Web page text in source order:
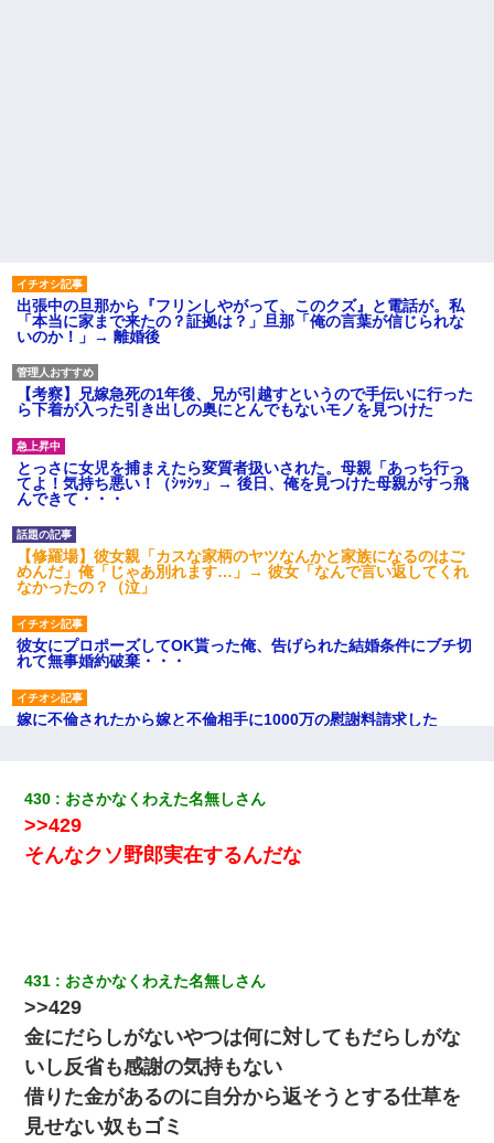
出張中の旦那から『フリンしやがって、このクズ』と電話が。私
「本当に家まで来たの？証拠は？」旦那「俺の言葉が信じられな
いのか！」→ 離婚後
【考察】兄嫁急死の1年後、兄が引越すというので手伝いに行った
ら下着が入った引き出しの奥にとんでもないモノを見つけた
とっさに女児を捕まえたら変質者扱いされた。母親「あっち行っ
てよ！気持ち悪い！（ｼｯｼｯ」→ 後日、俺を見つけた母親がすっ飛
んできて・・・
【修羅場】彼女親「カスな家柄のヤツなんかと家族になるのはご
めんだ」俺「じゃあ別れます…」→ 彼女「なんで言い返してくれ
なかったの？（泣」
彼女にプロポーズしてOK貰った俺、告げられた結婚条件にブチ切
れて無事婚約破棄・・・
嫁に不倫されたから嫁と不倫相手に1000万の慰謝料請求した
ｗｗｗｗｗ
ずっとニートだと思ってた同居の義弟が投資で旦那より稼いでる
とか知らなかった…
俺「初対面でなに言ったか覚えてる？」嫁「臭いんだよ！キモオ
タ？だっけ？」俺「だいたい合ってる。で、なんで告白してきた
の？」→
9月に付き合い始めたけどこの、この人と結婚はないわと判断して
別れた。その元彼が交通事故で重体になっているらしく…
430 おさかなくわえた名無しさん
>>429
そんなクソ野郎実在するんだな
431 おさかなくわえた名無しさん
>>429
金にだらしがないやつは何に対してもだらしがな
いし反省も感謝の気持もない
借りた金があるのに自分から返そうとする仕草を
見せない奴もゴミ